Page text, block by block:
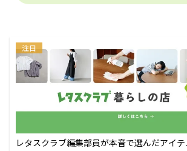
注目
レタスクラブ編集部員が本音で選んだアイテ